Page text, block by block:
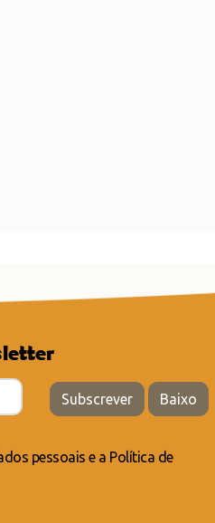
Subscrever Baixo
pessoais e a Política de